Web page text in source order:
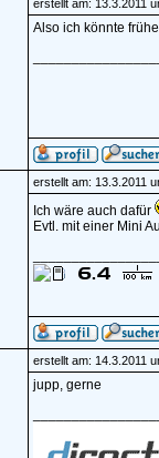
erstellt am: 13.3.2011
Also ich könnte
erstellt am: 13.3.2011
Ich wäre auch dafür
Evtl. mit einer Mini
erstellt am: 14.3.2011
jupp, gerne